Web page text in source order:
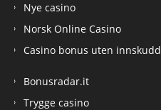
Nye casino
Norsk Online Casino
Casino bonus uten innskudd
Bonusradar.it
Trygge casino